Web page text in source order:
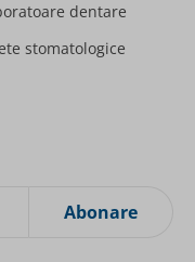
dentare
stomatologice
Abonare